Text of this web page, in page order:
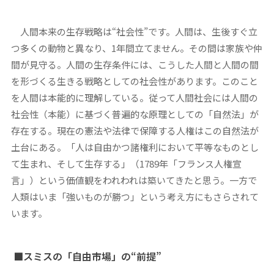
人間本来の生存戦略は“社会性”です。人間は、生後すぐ立
つ多くの動物と異なり、1年間立てません。その間は家族や仲
間が見守る。人間の生存条件には、こうした人間と人間の間
を形づくる生きる戦略としての社会性があります。このこと
を人間は本能的に理解している。従って人間社会には人間の
社会性（本能）に基づく普遍的な原理としての「自然法」が
存在する。現在の憲法や法律で保障する人権はこの自然法が
土台にある。「人は自由かつ諸権利において平等なものとし
て生まれ、そして生存する」（1789年「フランス人権宣
言」）という価値観をわれわれは築いてきたと思う。一方で
人類はいま「強いものが勝つ」という考え方にもさらされて
います。
■スミスの「自由市場」の“前提”